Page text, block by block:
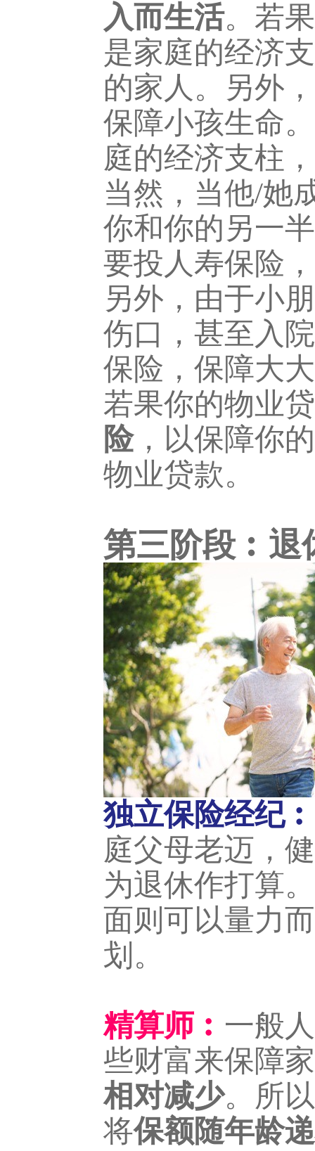
入而生活。若
是家庭的经济
的家人。另外
保障小孩生命。
庭的经济支柱
当然，当他/她
你和你的另一
要投人寿保险
另外，由于小
伤口，甚至入
保险，保障大
若果你的物业
险，以保障你
物业贷款。
第三阶段︰退
独立保险经纪︰
庭父母老迈，
为退休作打算
面则可以量力
划。
精算师︰ 一般
些财富来保障
相对减少。所
将保额随年龄